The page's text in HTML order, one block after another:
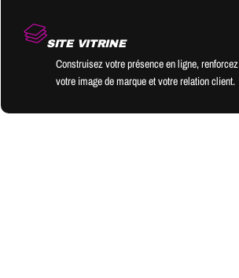
SITE VITRINE
Construisez votre présence en ligne, renforcez
votre image de marque et votre relation client.